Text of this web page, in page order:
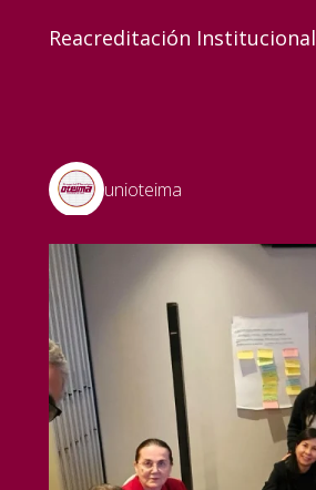
Reacreditación Institucional
unioteima